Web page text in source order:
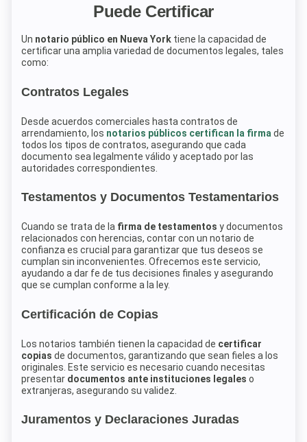
Puede Certificar
Un notario público en Nueva York tiene la capacidad de
certificar una amplia variedad de documentos legales, tales
como:
Contratos Legales
Desde acuerdos comerciales hasta contratos de
arrendamiento, los notarios públicos certifican la firma de
todos los tipos de contratos, asegurando que cada
documento sea legalmente válido y aceptado por las
autoridades correspondientes.
Testamentos y Documentos Testamentarios
Cuando se trata de la firma de testamentos y documentos
relacionados con herencias, contar con un notario de
confianza es crucial para garantizar que tus deseos se
cumplan sin inconvenientes. Ofrecemos este servicio,
ayudando a dar fe de tus decisiones finales y asegurando
que se cumplan conforme a la ley.
Certificación de Copias
Los notarios también tienen la capacidad de certificar
copias de documentos, garantizando que sean fieles a los
originales. Este servicio es necesario cuando necesitas
presentar documentos ante instituciones legales o
extranjeras, asegurando su validez.
Juramentos y Declaraciones Juradas